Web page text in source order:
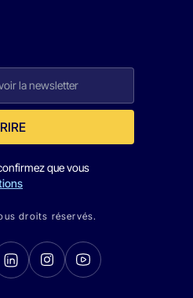
que vous
droits réservés.